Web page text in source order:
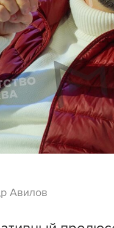
Авилов